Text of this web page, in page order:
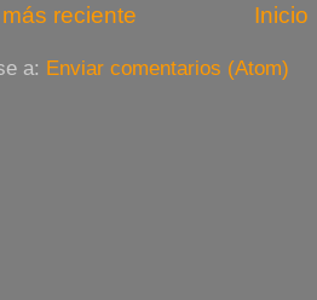
reciente Inicio
a: Enviar comentarios (Atom)